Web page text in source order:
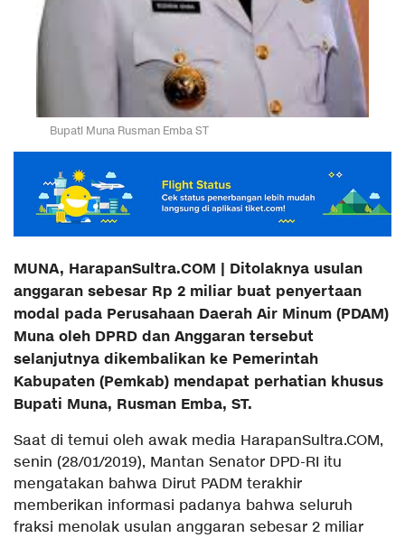
Bupati Muna Rusman Emba ST
MUNA, HarapanSultra.COM | Ditolaknya usulan
anggaran sebesar Rp 2 miliar buat penyertaan
modal pada Perusahaan Daerah Air Minum (PDAM)
Muna oleh DPRD dan Anggaran tersebut
selanjutnya dikembalikan ke Pemerintah
Kabupaten (Pemkab) mendapat perhatian khusus
Bupati Muna, Rusman Emba, ST.
Saat di temui oleh awak media HarapanSultra.COM,
senin (28/01/2019), Mantan Senator DPD-RI itu
mengatakan bahwa Dirut PADM terakhir
memberikan informasi padanya bahwa seluruh
fraksi menolak usulan anggaran sebesar 2 miliar